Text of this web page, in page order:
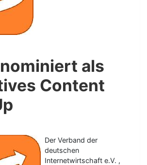
als
Content
Der Verband der
deutschen
Internetwirtschaft e.V. ,